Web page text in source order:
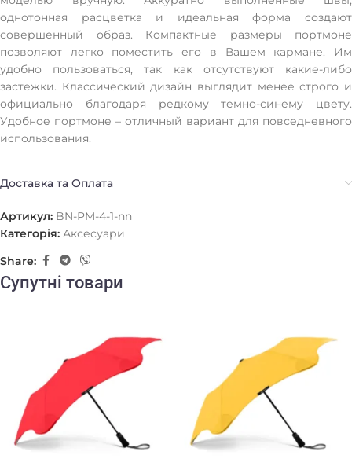
однотонная расцветка и идеальная форма создают
совершенный образ. Компактные размеры портмоне
позволяют легко поместить его в Вашем кармане. Им
удобно пользоваться, так как отсутствуют какие-либо
застежки. Классический дизайн выглядит менее строго и
официально благодаря редкому темно-синему цвету.
Удобное портмоне – отличный вариант для повседневного
использования.
Доставка та Оплата
Артикул: BN-PM-4-1-nn
Категорія: Аксесуари
Share:
Супутні товари